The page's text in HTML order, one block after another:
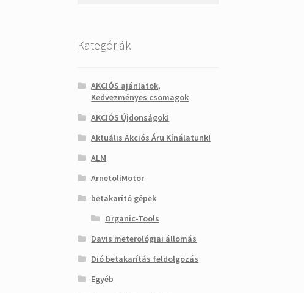
Kategóriák
AKCIÓS ajánlatok,
Kedvezményes csomagok
AKCIÓS Újdonságok!
Aktuális Akciós Áru Kínálatunk!
ALM
ArnetoliMotor
betakarító gépek
Organic-Tools
Davis meterológiai állomás
Dió betakarítás feldolgozás
Egyéb